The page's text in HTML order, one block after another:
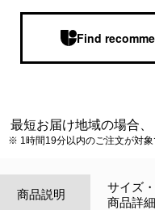
Find
最短お届け地域の場合、
※ 1時間19分以内のご注文が対象
商品説明
サイズ・
商品詳細